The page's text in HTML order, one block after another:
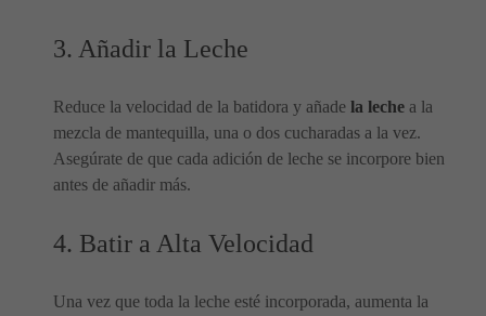
3. Añadir la Leche
Reduce la velocidad de la batidora y añade la leche a la
mezcla de mantequilla, una o dos cucharadas a la vez.
Asegúrate de que cada adición de leche se incorpore bien
antes de añadir más.
4. Batir a Alta Velocidad
Una vez que toda la leche esté incorporada, aumenta la